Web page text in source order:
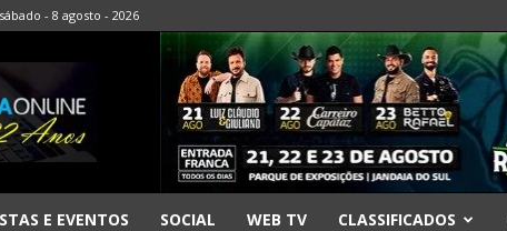
sábado - 8 agosto - 2026
E EVENTOS SOCIAL WEB TV CLASSIFICADOS